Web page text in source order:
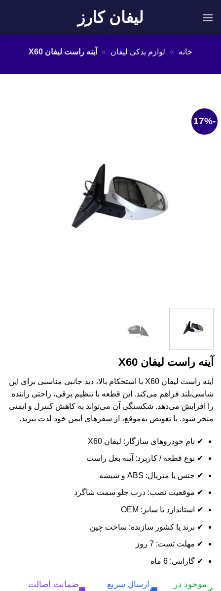
لیفان کارز
خانه » لوازم یدکی لیفان » آینه راست لیفان X60
-17%
آینه راست لیفان X60
آینه راست لیفان X60 با استحکام بالا، دید جانبی مناسبی برای این
شاسی‌بلند فراهم می‌کند. این قطعه با تنظیم برقی، راحتی راننده
را افزایش می‌دهد. شکستگی آن می‌تواند به کاهش کنترل و ایمنی
منجر شود. با تعویض به‌موقع، از سفرهای ایمن خود لذت ببرید.
✔ نام خودروهای سازگار: لیفان X60
✔ نوع قطعه / کاربرد: آینه بغل راست
✔ جنس یا متریال: ABS و شیشه
✔ موقعیت نصب: درب جلو سمت شاگرد
✔ استاندارد یا سایز: OEM
✔ برند یا کشور سازنده: ساخت چین
✔ مهلت تست: 7 روز
✔ گارانتی: 6 ماه
موجود در
ارسال سریع
ضمانت اصالت